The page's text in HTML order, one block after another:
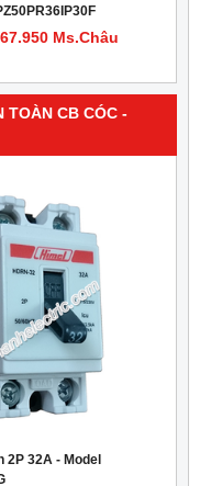
Ms.Châu
TOÀN CB CÓC -
2P 32A - Model